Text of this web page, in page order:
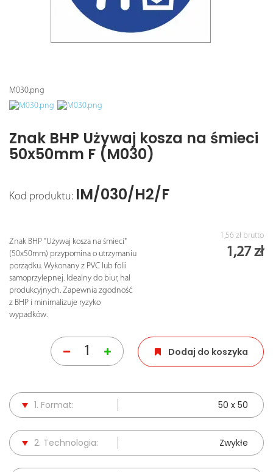
M030.png
Znak BHP Używaj kosza na śmieci
50x50mm F (M030)
Kod produktu: IM/030/H2/F
Znak BHP "Używaj kosza na śmieci"
(50x50mm) przypomina o utrzymaniu
porządku. Wykonany z PVC lub folii
samoprzylepnej. Idealny do biur, hal
produkcyjnych. Zapewnia zgodność
z BHP i minimalizuje ryzyko
wypadków.
1,56 zł brutto
1,27 zł
Dodaj do koszyka
1. Format: 50 x 50
2. Technologia: Zwykłe